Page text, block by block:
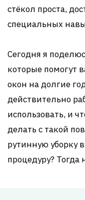
стёкол проста,
специальных
Сегодня я
которые помогут
окон на долгие
действительно
использовать, и
делать с такой
рутинную уборку
процедуру? Тогда